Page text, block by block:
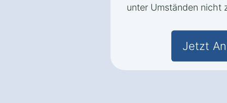
unter Umständen nicht
Jetzt